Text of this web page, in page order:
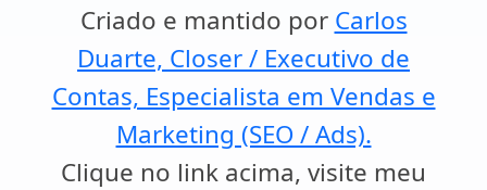
Criado e mantido por Carlos
Duarte, Closer / Executivo de
Contas, Especialista em Vendas e
Marketing (SEO / Ads).
Clique no link acima, visite meu